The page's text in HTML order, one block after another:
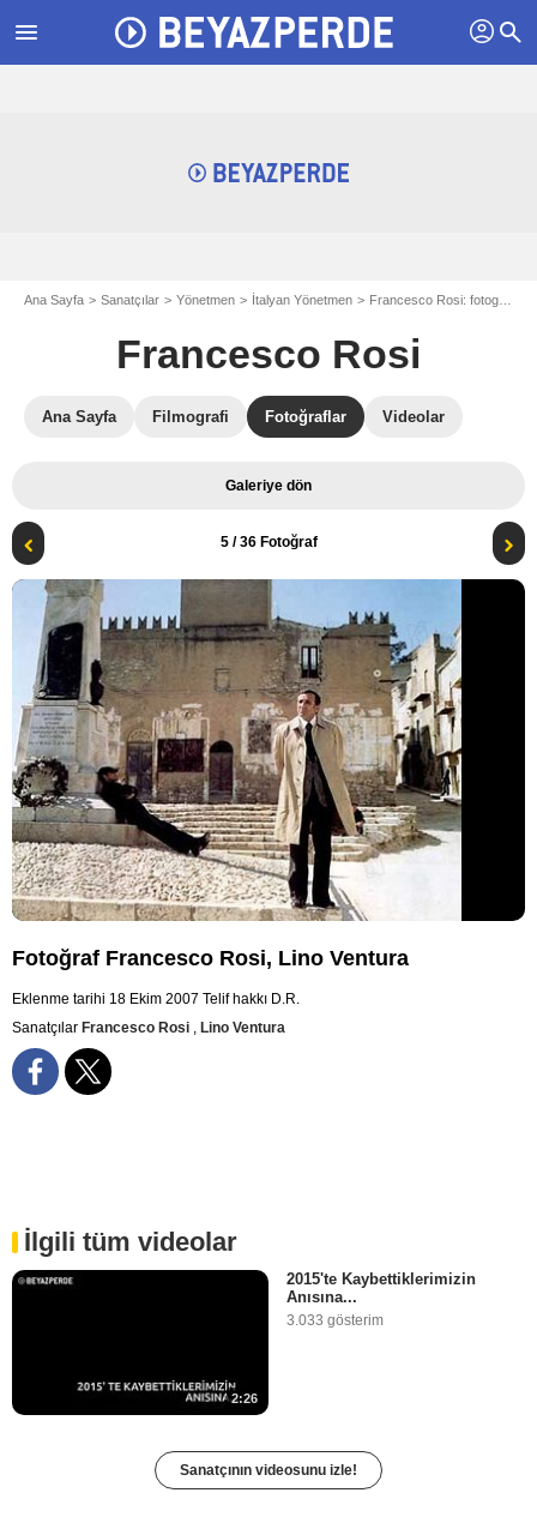
menu profil search
Ana Sayfa Sanatçılar Yönetmen İtalyan Yönetmen Francesco Rosi: fotograflar
Francesco Rosi
Ana Sayfa Filmografi Fotoğraflar Videolar
Galeriye dön
5/ 36 Fotoğraf
Fotoğraf Francesco Rosi, Lino Ventura
Eklenme tarihi 18 Ekim 2007 Telif hakkı D.R.
Sanatçılar Francesco Rosi , Lino Ventura
İlgili tüm videolar
2:26
2015'te Kaybettiklerimizin
Anısına...
3.033 gösterim
Sanatçının videosunu izle!